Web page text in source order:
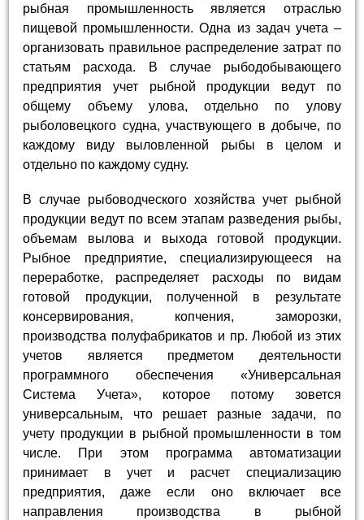
рыбная промышленность является отраслью
пищевой промышленности. Одна из задач учета –
организовать правильное распределение затрат по
статьям расхода. В случае рыбодобывающего
предприятия учет рыбной продукции ведут по
общему объему улова, отдельно по улову
рыболовецкого судна, участвующего в добыче, по
каждому виду выловленной рыбы в целом и
отдельно по каждому судну.
В случае рыбоводческого хозяйства учет рыбной
продукции ведут по всем этапам разведения рыбы,
объемам вылова и выхода готовой продукции.
Рыбное предприятие, специализирующееся на
переработке, распределяет расходы по видам
готовой продукции, полученной в результате
консервирования, копчения, заморозки,
производства полуфабрикатов и пр. Любой из этих
учетов является предметом деятельности
программного обеспечения «Универсальная
Система Учета», которое потому зовется
универсальным, что решает разные задачи, по
учету продукции в рыбной промышленности в том
числе. При этом программа автоматизации
принимает в учет и расчет специализацию
предприятия, даже если оно включает все
направления производства в рыбной